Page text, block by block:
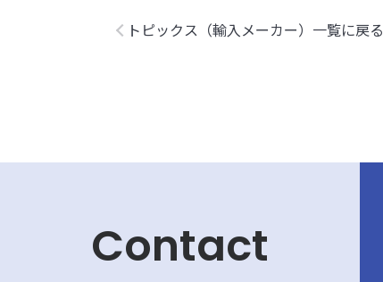
トピックス（輸入メーカー）一覧に戻る
Contact